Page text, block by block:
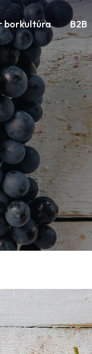
borkultúra B2B